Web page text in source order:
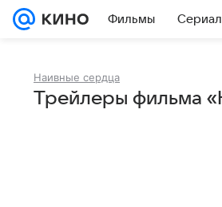
Фильмы
Наивные сердца
Трейлеры фильма